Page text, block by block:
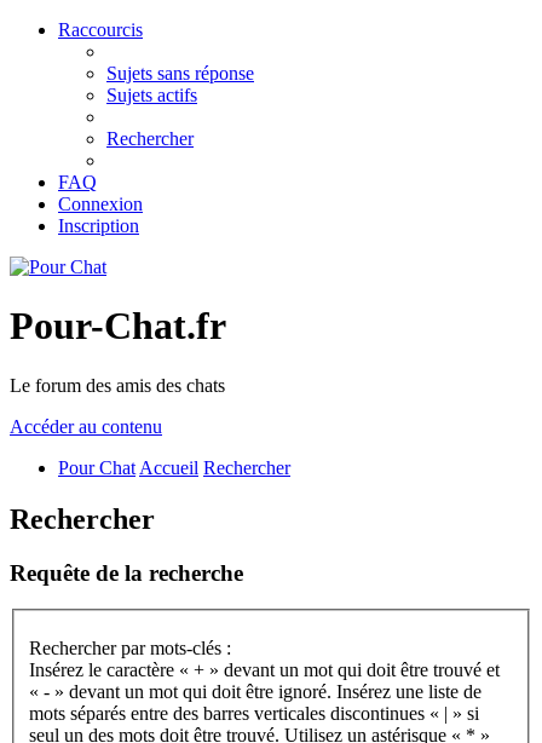
Raccourcis
Sujets sans réponse
Sujets actifs
Rechercher
FAQ
Connexion
Inscription
Pour-Chat.fr
Le forum des amis des chats
Accéder au contenu
Pour Chat Accueil Rechercher
Rechercher
Requête de la recherche
Rechercher par mots-clés :
Insérez le caractère « + » devant un mot qui doit être trouvé et
« - » devant un mot qui doit être ignoré. Insérez une liste de
mots séparés entre des barres verticales discontinues « | » si
seul un des mots doit être trouvé. Utilisez un astérisque « * »